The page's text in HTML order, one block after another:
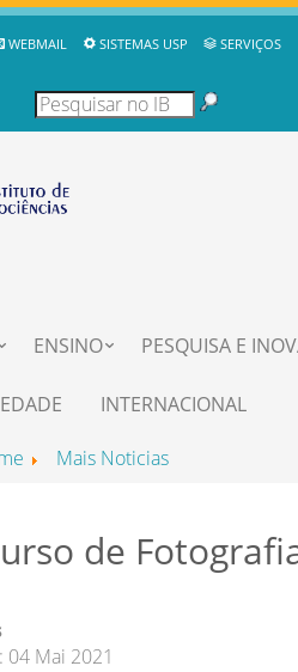
WEBMAIL SISTEMAS USP SERVIÇOS
ENSINO PESQUISA E
INTERNACIONAL
Mais Noticias
de
04 Mai 2021